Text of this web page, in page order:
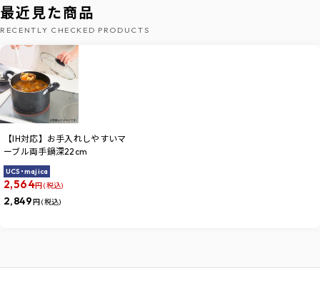
最近見た商品
RECENTLY CHECKED PRODUCTS
【IH対応】お手入れしやすいマ
ーブル両手鍋深22cm
UCS・majica
2,564円 (税込)
2,849 円 (税込)